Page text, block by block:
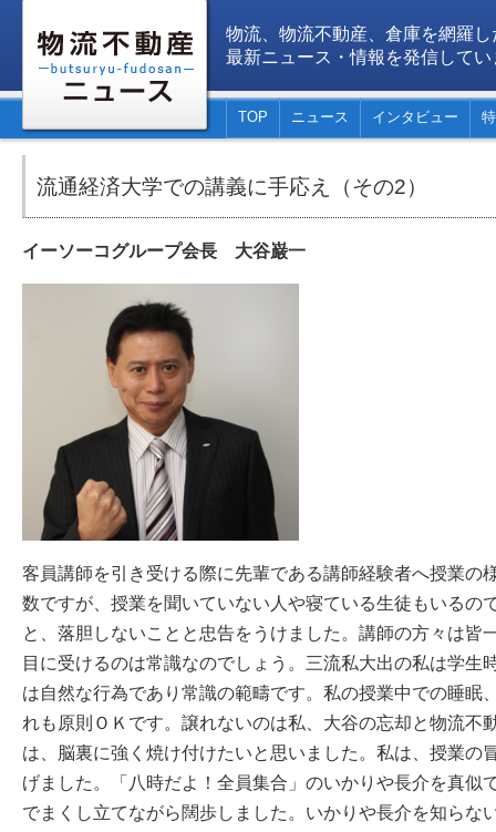
物流、物流不動産、倉庫を網羅し
最新ニュース・情報を発信してい
TOP ニュース インタビュー
流通経済大学での講義に手応え（その2）
イーソーコグループ会長 大谷巌一
客員講師を引き受ける際に先輩である講師経験者へ授業の
数ですが、授業を聞いていない人や寝ている生徒もいるの
と、落胆しないことと忠告をうけました。講師の方々は皆
目に受けるのは常識なのでしょう。三流私大出の私は学生
は自然な行為であり常識の範疇です。私の授業中での睡眠
れも原則ＯＫです。譲れないのは私、大谷の忘却と物流不
は、脳裏に強く焼け付けたいと思いました。私は、授業の
げました。「八時だよ！全員集合」のいかりや長介を真似
でまくし立てながら闊歩しました。いかりや長介を知らな